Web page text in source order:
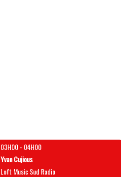
03H00- 04H00
Yvan Cujious
Loft Music Sud Radio